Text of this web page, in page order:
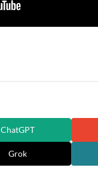
ChatGPT
Grok